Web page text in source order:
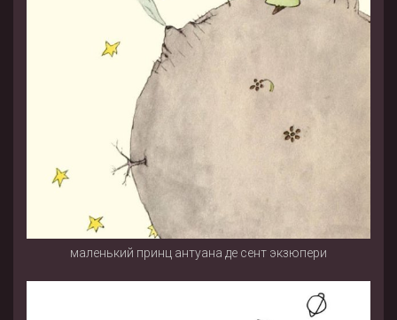
маленький принц антуана де сент экзюпери